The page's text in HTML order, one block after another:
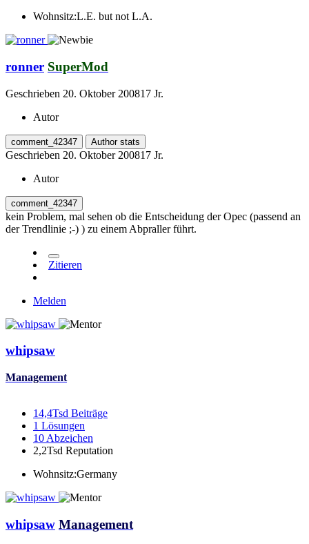
Wohnsitz:L.E. but not L.A.
ronner SuperMod
Geschrieben 20. Oktober 200817 Jr.
Autor
comment_42347 Author stats
Geschrieben 20. Oktober 200817 Jr.
Autor
comment_42347
kein Problem, mal sehen ob die Entscheidung der Opec (passend an
der Trendlinie ;-) ) zu einem Abpraller führt.
Zitieren
Melden
whipsaw
Management
14,4Tsd Beiträge
1 Lösungen
10 Abzeichen
2,2Tsd Reputation
Wohnsitz:Germany
whipsaw Management